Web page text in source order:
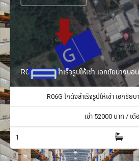
R06G โกดังสำเร็จรูปให้เช่า เอกชัยบางบ
R06G โกดังสำเร็จรูปให้เช่า เอกชัย
เช่า 52000 บาท / เดื
1